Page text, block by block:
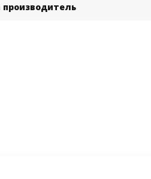
производитель